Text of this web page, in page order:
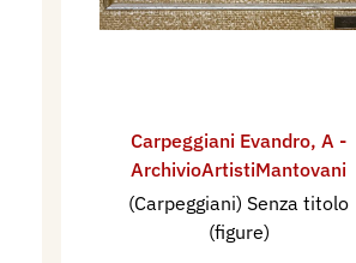
Carpeggiani Evandro, A -
ArchivioArtistiMantovani
(Carpeggiani) Senza titolo
(figure)